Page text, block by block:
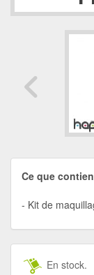
Ce que
Kit de
En stock.